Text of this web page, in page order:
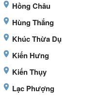
Hồng Châu
Hùng Thắng
Khúc Thừa Dụ
Kiến Hưng
Kiến Thụy
Lạc Phượng